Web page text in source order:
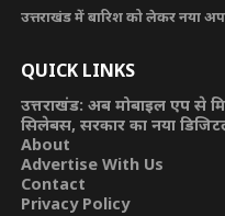
उत्तराखंड में बारिश को लेकर नया
QUICK LINKS
उत्तराखंड: अब मोबाइल एप से
सिलेबस, सरकार का नया
About
Advertise With Us
Contact
Privacy Policy